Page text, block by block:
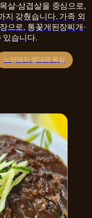
살·삼겹살을 중심으로,
지 갖췄습니다. 가족 외
으로, 통꽃게된장찌개·
있습니다.
노란돼지 생대패 목살